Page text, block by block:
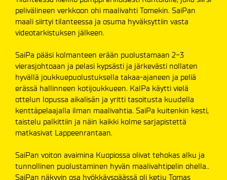
pelivälineen verkkoon ohi maalivahti Tomekin. SaiPan
maali siirtyi tilanteessa ja osuma hyväksyttiin vasta
videotarkistuksen jälkeen.
SaiPa pääsi kolmanteen erään puolustamaan 2-3
vierasjohtoaan ja pelasi kypsästi ja järkevästi nollaten
hyvällä joukkuepuolustuksella takaa-ajaneen ja peliä
erässä hallinneen kotijoukkueen. KalPa käytti vielä
ottelun lopussa aikalisän ja yritti tasoitusta kuudella
kenttäpelaajalla ilman maalivahtia. SaiPa kuitenkin kesti,
taistelu palkittiin ja näin kaikki kolme sarjapistettä
matkasivat Lappeenrantaan.
SaiPan voiton avaimina Kuopiossa olivat tehokas alku ja
tunnollinen puolustaminen hyvän maalivahtipelin ohella..
SaiPan näkyvin osa hyökkäyspäässä oli ketju Tomas